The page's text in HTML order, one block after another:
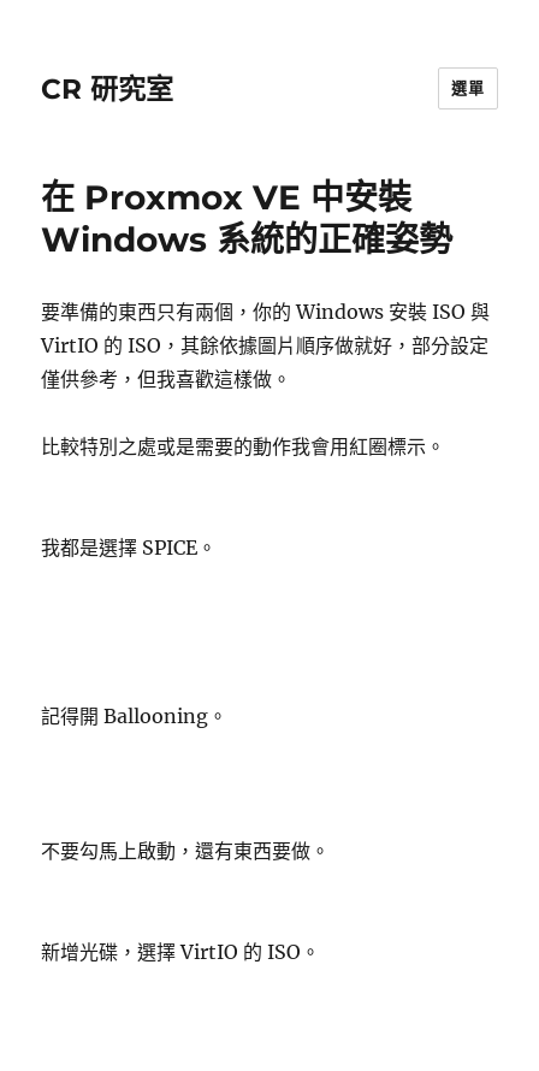
CR 研究室 選單
在 Proxmox VE 中安裝
Windows 系統的正確姿勢
要準備的東西只有兩個，你的 Windows 安裝 ISO 與
VirtIO 的 ISO，其餘依據圖片順序做就好，部分設定
僅供參考，但我喜歡這樣做。
比較特別之處或是需要的動作我會用紅圈標示。
我都是選擇 SPICE。
記得開 Ballooning。
不要勾馬上啟動，還有東西要做。
新增光碟，選擇 VirtIO 的 ISO。